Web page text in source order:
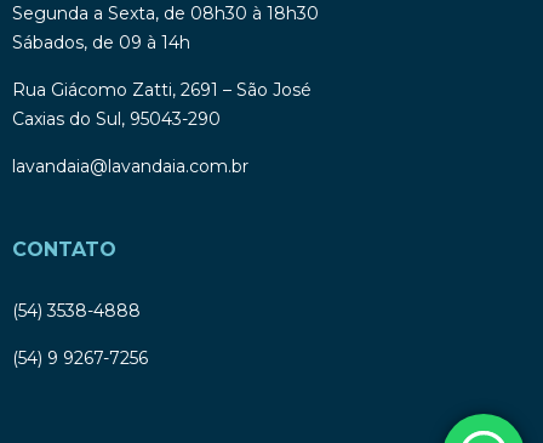
Segunda a Sexta, de 08h30 à 18h30
Sábados, de 09 à 14h
Rua Giácomo Zatti, 2691 – São José
Caxias do Sul, 95043-290
lavandaia@lavandaia.com.br
CONTATO
(54) 3538-4888
(54) 9 9267-7256